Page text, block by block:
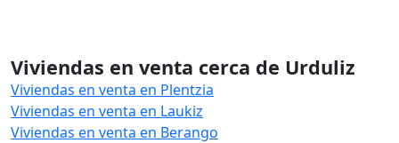
Viviendas en venta cerca de Urduliz
Viviendas en venta en Plentzia
Viviendas en venta en Laukiz
Viviendas en venta en Berango